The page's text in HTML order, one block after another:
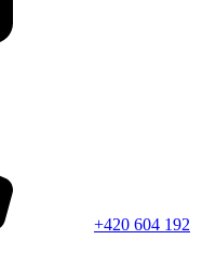
+420 604 192